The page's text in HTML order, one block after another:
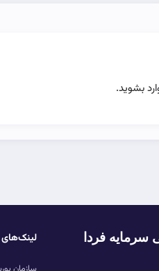
بشوید.
سرمایه فردا